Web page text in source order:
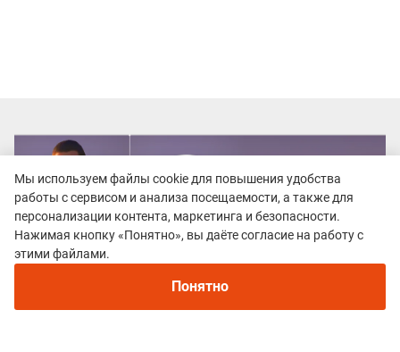
Мы используем файлы cookie для повышения удобства
работы с сервисом и анализа посещаемости, а также для
персонализации контента, маркетинга и безопасности.
Нажимая кнопку «Понятно», вы даёте согласие на работу с
этими файлами.
Понятно